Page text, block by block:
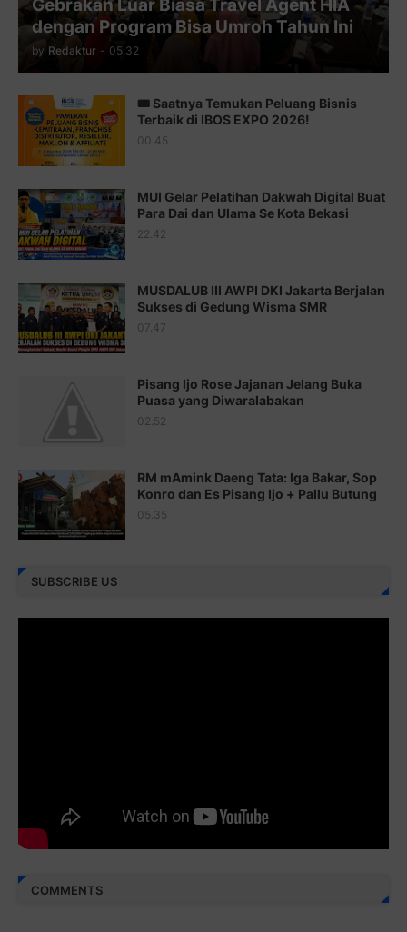
Juz 11 ⇨http://j.mp/2bHf80y
Juz 13 ⇨http://j.mp/2bFTiKQ
Juz 14 ⇨http://j.mp/2b8SUTA
Juz 15 ⇨http://j.mp/2bFRQIM
Juz 17 ⇨http://j.mp/2brHsFz
Juz 18 ⇨http://j.mp/2b8SCfc
Juz 19 ⇨http://j.mp/2bFSq95
Juz 20 ⇨http://j.mp/2brI1zc
Juz 21 ⇨http://j.mp/2b8VcBO
http://j.mp/2bFRxNP
http://j.mp/2brItxm
Juz 25 ⇨http://j.mp/2brImlf
Juz 26 ⇨http://j.mp/2bFRHF2
Gebrakan Luar Biasa Travel Agent HIA
dengan Program Bisa Umroh Tahun Ini
by Redaktur - 05.32
🎟️ Saatnya Temukan Peluang Bisnis
Terbaik di IBOS EXPO 2026!
00.45
MUI Gelar Pelatihan Dakwah Digital Buat
Para Dai dan Ulama Se Kota Bekasi
22.42
MUSDALUB III AWPI DKI Jakarta Berjalan
Sukses di Gedung Wisma SMR
07.47
Pisang Ijo Rose Jajanan Jelang Buka
Puasa yang Diwaralabakan
02.52
RM mAmink Daeng Tata: Iga Bakar, Sop
Konro dan Es Pisang Ijo + Pallu Butung
05.35
SUBSCRIBE US
COMMENTS